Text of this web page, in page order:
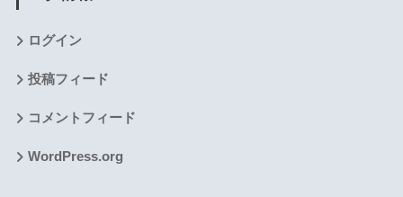
ログイン
投稿フィード
コメントフィード
WordPress.org